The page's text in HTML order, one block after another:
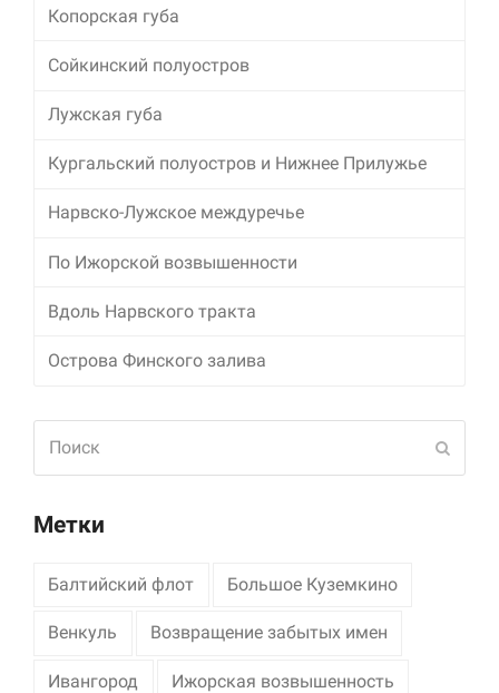
Копорская губа
Сойкинский полуостров
Лужская губа
Кургальский полуостров и Нижнее Прилужье
Нарвско-Лужское междуречье
По Ижорской возвышенности
Вдоль Нарвского тракта
Острова Финского залива
Метки
Балтийский флот Большое Куземкино
Венкуль Возвращение забытых имен
Ивангород Ижорская возвышенность
Делясь своими
информацией о вашем
предложения.